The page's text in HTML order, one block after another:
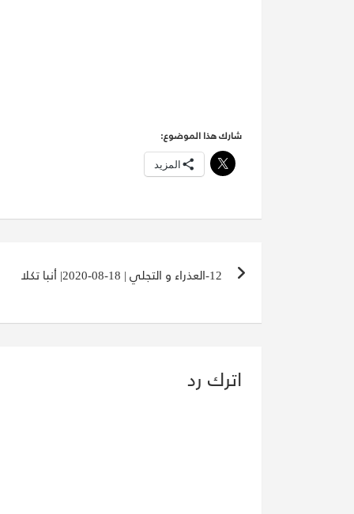
شارك هذا الموضوع:
المزيد
تصفّح
المقالات
12-العذراء و التجلي | 18-08-2020| أنبا تكلا
اترك رد